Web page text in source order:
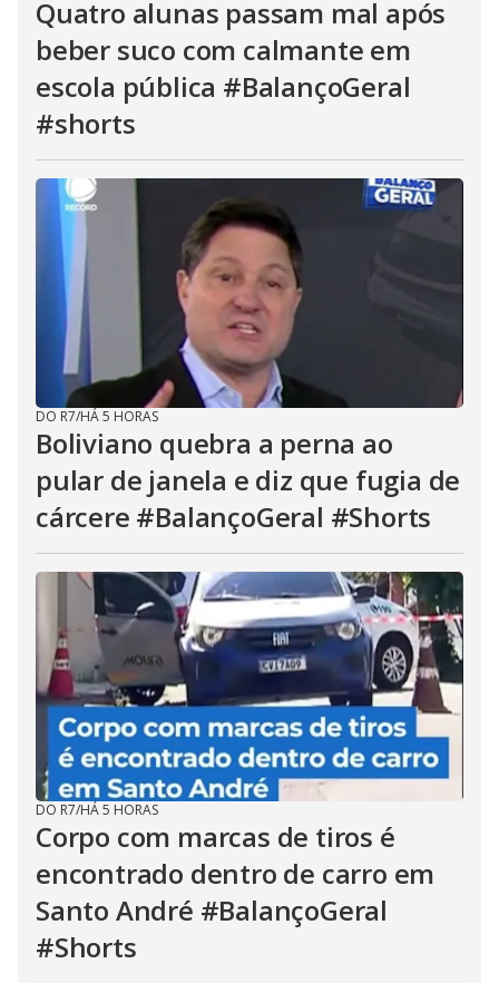
Quatro alunas passam mal após
beber suco com calmante em
escola pública #BalançoGeral
#shorts
DO R7/HÁ 5 HORAS
Boliviano quebra a perna ao
pular de janela e diz que fugia de
cárcere #BalançoGeral #Shorts
DO R7/HÁ 5 HORAS
Corpo com marcas de tiros é
encontrado dentro de carro em
Santo André #BalançoGeral
#Shorts